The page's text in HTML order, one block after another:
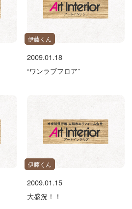
伊藤くん
2009.01.18
“ワンラブフロア”
伊藤くん
2009.01.15
大盛況！！